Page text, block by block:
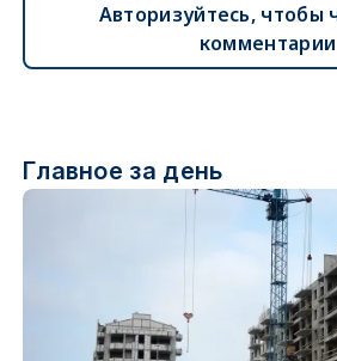
Авторизуйтесь, чтобы
комментарии
Главное за день